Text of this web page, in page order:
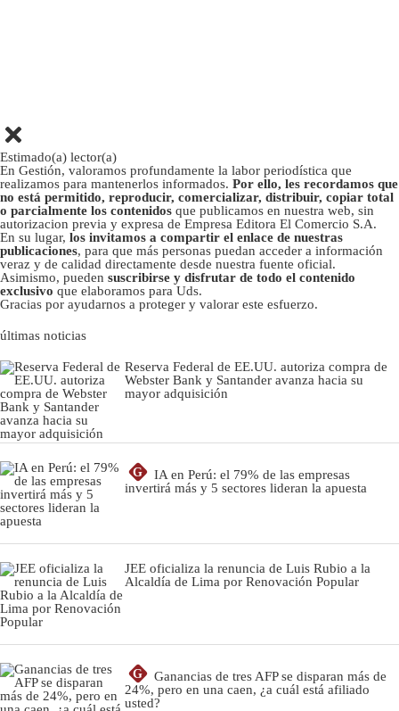
Estimado(a) lector(a)
En Gestión, valoramos profundamente la labor periodística que
realizamos para mantenerlos informados. Por ello, les recordamos que
no está permitido, reproducir, comercializar, distribuir, copiar total
o parcialmente los contenidos que publicamos en nuestra web, sin
autorizacion previa y expresa de Empresa Editora El Comercio S.A.
En su lugar, los invitamos a compartir el enlace de nuestras
publicaciones, para que más personas puedan acceder a información
veraz y de calidad directamente desde nuestra fuente oficial.
Asimismo, pueden suscribirse y disfrutar de todo el contenido
exclusivo que elaboramos para Uds.
Gracias por ayudarnos a proteger y valorar este esfuerzo.
últimas noticias
Reserva Federal de EE.UU. autoriza compra de
Webster Bank y Santander avanza hacia su
mayor adquisición
G
IA en Perú: el 79% de las empresas
invertirá más y 5 sectores lideran la apuesta
JEE oficializa la renuncia de Luis Rubio a la
Alcaldía de Lima por Renovación Popular
G
Ganancias de tres AFP se disparan más de
24%, pero en una caen, ¿a cuál está afiliado
usted?